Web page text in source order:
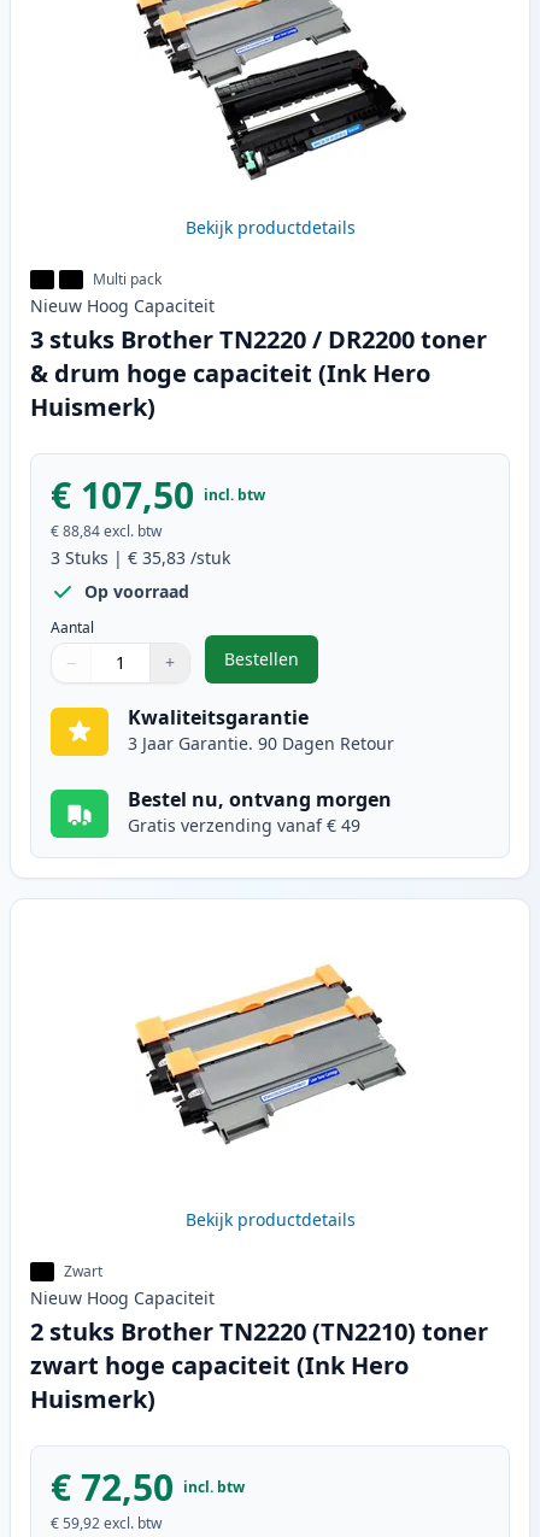
Bekijk productdetails
Multi pack
Nieuw Hoog Capaciteit
3 stuks Brother TN2220 / DR2200 toner
& drum hoge capaciteit (Ink Hero
Huismerk)
€ 107,50 incl. btw
€ 88,84excl. btw
3 Stuks | € 35,83 /stuk
Op voorraad
Aantal
Gebruik de knoppen om aan te passen
− +
1
Bestellen
,3 stuks Brother TN2220 /
Kwaliteitsgarantie
3 Jaar Garantie. 90 Dagen Retour
Bestel nu, ontvang morgen
Gratis verzending vanaf € 49
Bekijk productdetails
Zwart
Nieuw Hoog Capaciteit
2 stuks Brother TN2220 (TN2210) toner
zwart hoge capaciteit (Ink Hero
Huismerk)
€ 72,50 incl. btw
€ 59,92excl. btw